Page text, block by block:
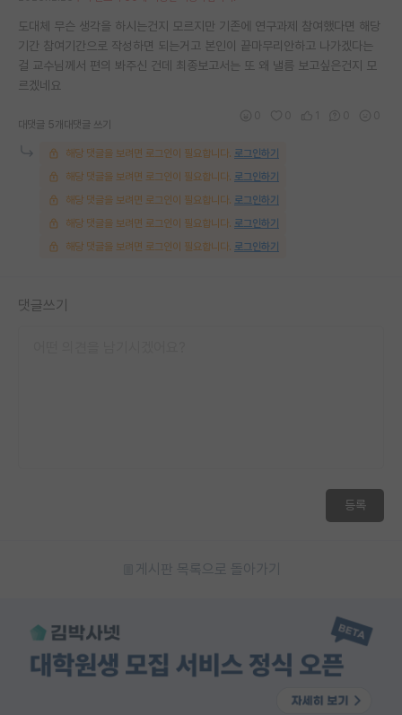
도대체 무슨 생각을 하시는건지 모르지만 기존에 연구과제 참여했다면 해당
기간 참여기간으로 작성하면 되는거고 본인이 끝마무리안하고 나가겠다는
걸 교수님께서 편의 봐주신 건데 최종보고서는 또 왜 낼름 보고싶은건지 모
르겠네요
대댓글 5개 대댓글 쓰기
해당 댓글을 보려면 로그인이 필요합니다. 로그인하기
해당 댓글을 보려면 로그인이 필요합니다. 로그인하기
해당 댓글을 보려면 로그인이 필요합니다. 로그인하기
해당 댓글을 보려면 로그인이 필요합니다. 로그인하기
해당 댓글을 보려면 로그인이 필요합니다. 로그인하기
댓글쓰기
등록
게시판 목록으로 돌아가기